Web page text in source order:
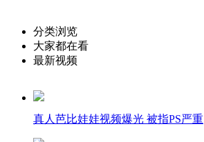
分类浏览
大家都在看
最新视频
真人芭比娃娃视频爆光 被指PS严重